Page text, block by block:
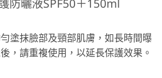
塗抹臉部及頸部肌膚，如長時間曝
，請重複使用，以延長保護效果。